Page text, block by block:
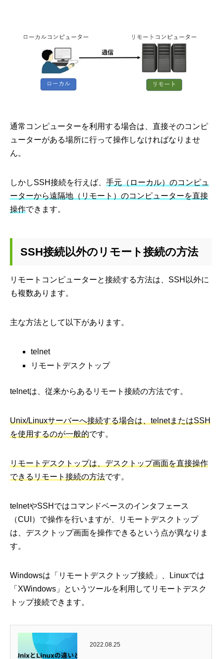
通常コンピューターを利用する場合は、直接そのコンピ
ューターがある場所に行って操作しなければなりませ
ん。
しかしSSH接続を行えば、 手元（ローカル）のコンピュ
ーターから遠隔地（リモート）のコンピューターを直接
操作できます。
SSH接続以外のリモート接続の方法
リモートコンピューターと接続する方法は、SSH以外に
も複数あります。
主な方法として以下があります。
telnet
リモートデスクトップ
telnetは、従来からあるリモート接続の方法です。
Unix/Linuxサーバーへ接続する場合は、telnetまたはSSH
を使用するのが一般的です。
リモートデスクトップは、デスクトップ画面を直接操作
できるリモート接続の方法です。
telnetやSSHではコマンドベースのインタフェース
（CUI）で操作を行いますが、リモートデスクトップ
は、デスクトップ画面を操作できるという点が異なりま
す。
Windowsは「リモートデスクトップ接続」、Linuxでは
「XWindows」というツールを利用してリモートデスク
トップ接続できます。
2022.08.25